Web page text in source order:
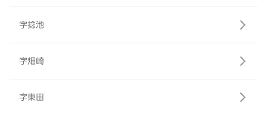
字捻池
字畑崎
字東田